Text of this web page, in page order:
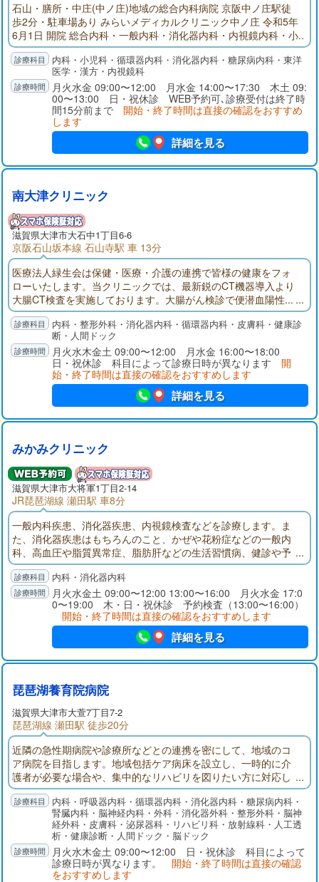
石山・膳所・中庄(中ノ庄)地域の総合内科病院 京阪中ノ庄駅徒
歩2分・駐車場あり みらいメディカルクリニック中ノ庄 令和5年
6月1日 開院 総合内科・一般内科・消化器内科・内視鏡内科・小
児科 (内科に関するご病気は当院へ受診ください) 内視鏡(胃カメ
ラ・大腸カメラ) クリニックにおいて大腸カメラを実施している
病院はとても少ない状況です。 超音波検査(エコー検査：くぶや
お腹の検査がすぐに出来ます)
内科・小児科・循環器内科・消化器内科・糖尿病内科・東洋
医学・漢方・内視鏡科
月火水金 09:00〜12:00 月水金 14:00〜17:30 木土 09:
00〜13:00 日・祝休診 WEB予約可､診療受付は終了時
間15分前まで 開始・終了時間は直接の確認をおすすめ
します
詳細を見る
南大津クリニック
滋賀県大津市大石中1丁目6-6
京阪石山坂本線 石山寺駅 車 13分
医療法人緑生会は保健・医療・介護の連携で皆様の健康をフォ
ローいたします。当クリニックでは、最新鋭のCT機器導入より
大腸CT検査を実施しております。大腸がん検診で便潜血陽性...
でも大腸内視鏡検査は前処置が大変だし痛みがあって怖い...大腸
CTは前処置も軽く痛みもほとんどなく、大腸検査食もご用意し
ておりますのでほぼ絶食もありません。
内科・整形外科・消化器内科・循環器内科・皮膚科・健康診
断・人間ドック
月火水木金土 09:00〜12:00 月水金 16:00〜18:00
日・祝休診 科目によって診療日時が異なります 開
始・終了時間は直接の確認をおすすめします
詳細を見る
みかみクリニック
滋賀県大津市大将軍1丁目2-14
JR琵琶湖線 瀬田駅 車8分
一般内科疾患、消化器疾患、内視鏡検査などを診療します。ま
た、消化器疾患はもちろんのこと、かぜや花粉症などの一般内
科、高血圧や脂質異常症、脂肪肝などの生活習慣病、健診や予
防接種などなんでもお気軽にご相談ください。
内科・消化器内科
月火水金土 09:00〜12:00 13:00〜16:00 月火水金 17:0
0〜19:00 木・日・祝休診 予約検査（13:00〜16:00）
開始・終了時間は直接の確認をおすすめします
詳細を見る
琵琶湖養育院病院
滋賀県大津市大萱7丁目7-2
琵琶湖線 瀬田駅 徒歩20分
近隣の急性期病院や診療所などとの連携を密にして、地域のコ
ア病院を目指します。地域包括ケア病床を設立し、一時的に介
護者が必要な場合や、集中的なリハビリを図りたい方に対応し
ています。外来診療では、脳卒中･高血圧･心不全･糖尿病･脂質
異常症･胃十二指腸潰瘍･腸疾患を中心とし、他にも皮膚科･整形
外科･泌尿器科も行っています。華頂会グループでは、在宅支援
を目的とした、居宅介護支援相談室、訪問看護ステーション、
訪問リハビリステーションの活動も行っております。
内科・呼吸器内科・循環器内科・消化器内科・糖尿病内科・
腎臓内科・脳神経内科・外科・消化器外科・整形外科・脳神
経外科・皮膚科・泌尿器科・リハビリ科・放射線科・人工透
析・健康診断・人間ドック・脳ドック
月火水木金土 09:00〜12:00 日・祝休診 科目によって
診療日時が異なります。 開始・終了時間は直接の確認
をおすすめします